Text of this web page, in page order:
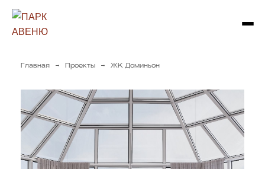
Главная → Проекты → ЖК Доминьон